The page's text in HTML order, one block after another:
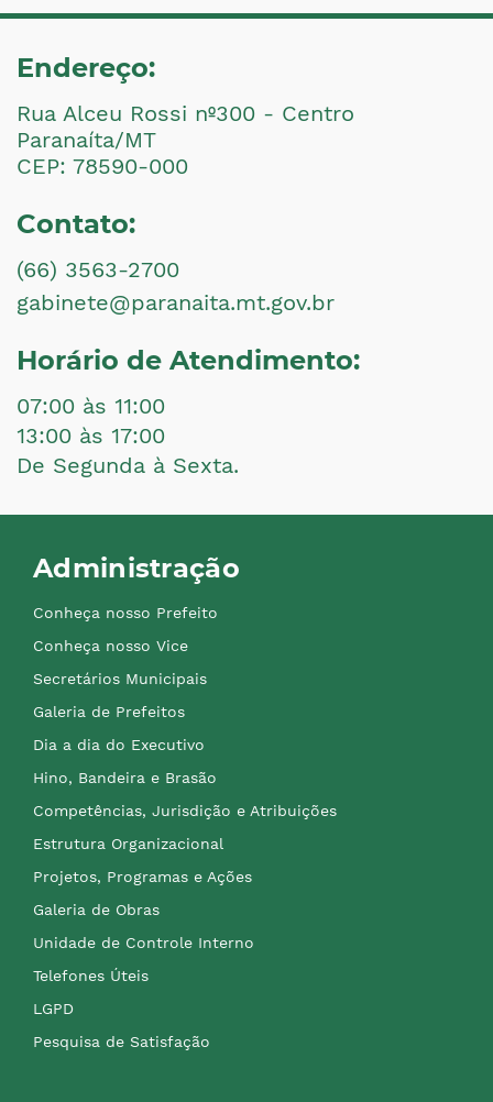
Endereço:
Rua Alceu Rossi nº300 - Centro
Paranaíta/MT
CEP: 78590-000
Contato:
(66) 3563-2700
gabinete@paranaita.mt.gov.br
Horário de Atendimento:
07:00 às 11:00
13:00 às 17:00
De Segunda à Sexta.
Administração
Conheça nosso Prefeito
Conheça nosso Vice
Secretários Municipais
Galeria de Prefeitos
Dia a dia do Executivo
Hino, Bandeira e Brasão
Competências, Jurisdição e Atribuições
Estrutura Organizacional
Projetos, Programas e Ações
Galeria de Obras
Unidade de Controle Interno
Telefones Úteis
LGPD
Pesquisa de Satisfação